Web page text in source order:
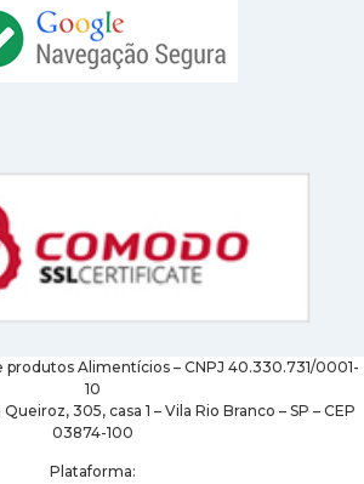
produtos Alimentícios – CNPJ 40.330.731/0001-
10
305, casa 1 – Vila Rio Branco – SP – CEP
03874-100
Plataforma: